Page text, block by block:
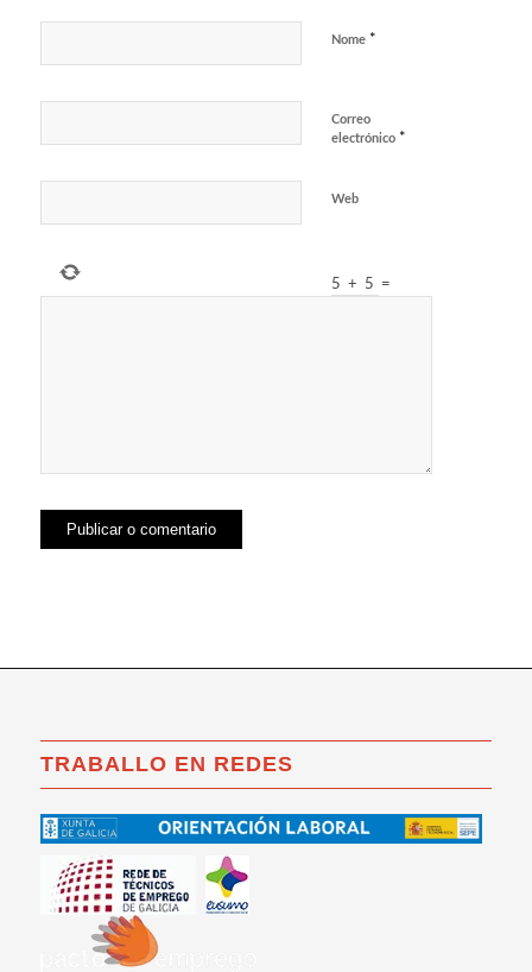
Nome *
Correo
electrónico *
Web
5 + 5 =
TRABALLO EN REDES